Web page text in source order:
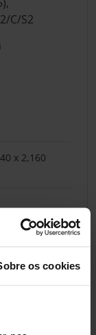
os cookies
C/S2
x 2,160